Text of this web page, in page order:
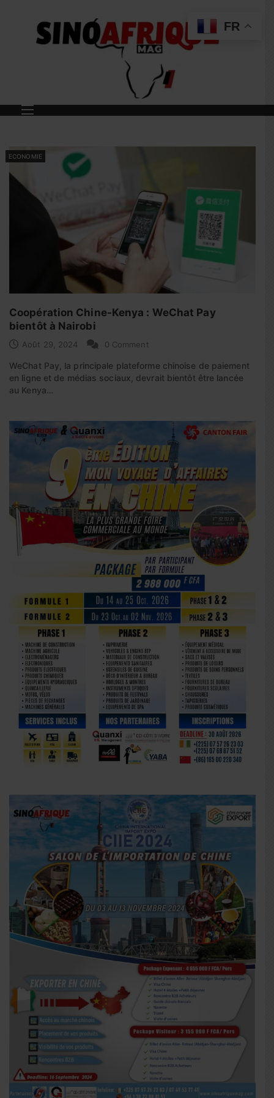
ECONOMIE
Coopération Chine-Kenya : WeChat Pay
bientôt à Nairobi
Août 29, 2024 0 Comment
WeChat Pay, la principale plateforme chinoise de paiement
en ligne et de médias sociaux, devrait bientôt être lancée
au Kenya…
FR